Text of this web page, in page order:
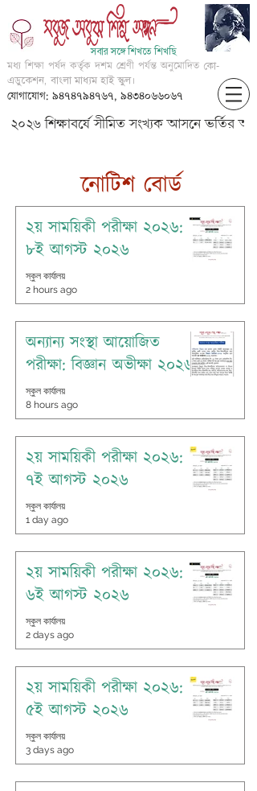
সবার সঙ্গে শিখতে শিখছি
মধ্য শিক্ষা পর্ষদ কর্তৃক দশম শ্রেণী পর্যন্ত অনুমোদিত কো-
এডুকেশন, বাংলা মাধ্যম হাই স্কুল।
যোগাযোগ: ৯৪৭৪৭৯৪৭৬৭, ৯৪৩৪০৬৬০৬৭
২০২৬ শিক্ষাবর্ষে সীমিত সংখ্যক আসনে ভর্তির
​নোটিশ বোর্ড
২য় সাময়িকী পরীক্ষা ২০২৬:
৮ই আগস্ট ২০২৬
স্কুল কার্যালয়
2 hours ago
অন্যান্য সংস্থা আয়োজিত
পরীক্ষা: বিজ্ঞান অভীক্ষা ২০২৬
স্কুল কার্যালয়
8 hours ago
২য় সাময়িকী পরীক্ষা ২০২৬:
৭ই আগস্ট ২০২৬
স্কুল কার্যালয়
1 day ago
২য় সাময়িকী পরীক্ষা ২০২৬:
৬ই আগস্ট ২০২৬
স্কুল কার্যালয়
2 days ago
২য় সাময়িকী পরীক্ষা ২০২৬:
৫ই আগস্ট ২০২৬
স্কুল কার্যালয়
3 days ago